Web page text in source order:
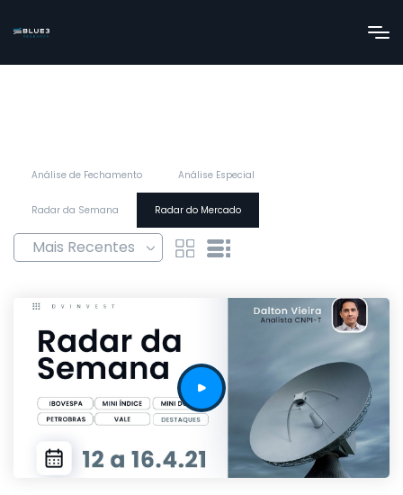
Análise de Fechamento Análise Especial
Radar da Semana Radar do Mercado